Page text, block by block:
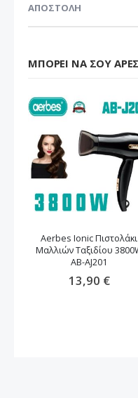
ΑΠΟΣΤΟΛΗ
ΜΠΟΡΕΊ ΝΑ ΣΟΥ
Aerbes Ionic Πιστολάκι
Μαλλιών Ταξιδίου
AB-AJ201
13,90 €